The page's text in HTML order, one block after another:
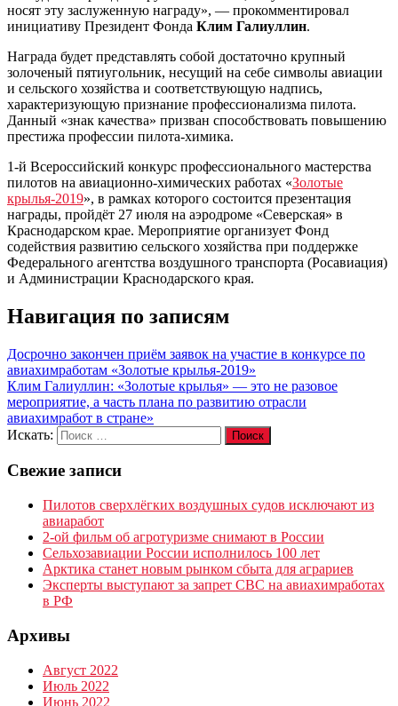
носят эту заслуженную награду», — прокомментировал
инициативу Президент Фонда Клим Галиуллин.
Награда будет представлять собой достаточно крупный
золоченый пятиугольник, несущий на себе символы авиации
и сельского хозяйства и соответствующую надпись,
характеризующую признание профессионализма пилота.
Данный «знак качества» призван способствовать повышению
престижа профессии пилота-химика.
1-й Всероссийский конкурс профессионального мастерства
пилотов на авиационно-химических работах «Золотые
крылья-2019», в рамках которого состоится презентация
награды, пройдёт 27 июля на аэродроме «Северская» в
Краснодарском крае. Мероприятие организует Фонд
содействия развитию сельского хозяйства при поддержке
Федерального агентства воздушного транспорта (Росавиация)
и Администрации Краснодарского края.
Навигация по записям
Досрочно закончен приём заявок на участие в конкурсе по
авиахимработам «Золотые крылья-2019»
Клим Галиуллин: «Золотые крылья» — это не разовое
мероприятие, а часть плана по развитию отрасли
авиахимработ в стране»
Искать:
Поиск
Свежие записи
Пилотов сверхлёгких воздушных судов исключают из
авиаработ
2-ой фильм об агротуризме снимают в России
Сельхозавиации России исполнилось 100 лет
Арктика станет новым рынком сбыта для аграриев
Эксперты выступают за запрет СВС на авиахимработах
в РФ
Архивы
Август 2022
Июль 2022
Июнь 2022